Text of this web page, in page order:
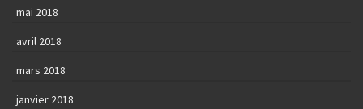
mai 2018
avril 2018
mars 2018
janvier 2018